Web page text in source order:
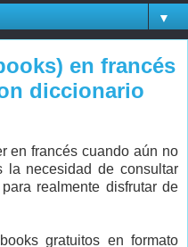
▼
en francés
diccionario
en francés cuando aún no
la necesidad de consultar
realmente disfrutar de
gratuitos en formato